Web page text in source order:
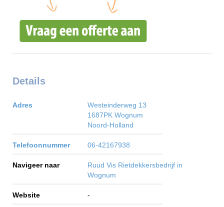
Details
Adres
Westeinderweg 13
1687PK Wognum
Noord-Holland
Telefoonnummer 06-42167938
Navigeer naar
Ruud Vis Rietdekkersbedrijf in
Wognum
Website -